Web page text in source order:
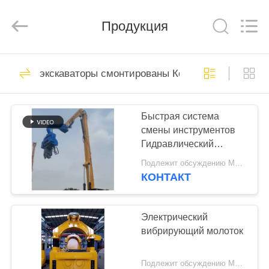
ДОМ
ПРОДУКТЫ
ШОУ
О
ПУТЕШЕСТВИЕ
Ltd..
гидравлические
Копёр
113
экскаваторы
смонтированы
86
Продукция
экскаваторы смонтированы Копёр
Быстрая система
смены инструментов
Гидравлический
драйвер с высоким
уровнем энергии и
Подлежит обсуждению MOQ:1 set
КОНТАКТ
Электрический
вибрирующий молоток
Подлежит обсуждению MOQ:1 комплект